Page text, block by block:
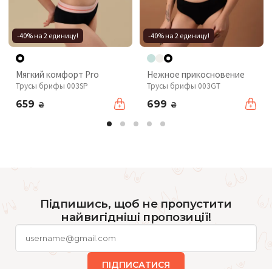
-40% на 2 единицу!
Мягкий комфорт Pro
Трусы брифы 003SP
659 ₴
-40% на 2 единицу!
Нежное прикосновение
Трусы брифы 003GT
699 ₴
Підпишись, щоб не пропустити
найвигідніші пропозиції!
ПІДПИСАТИСЯ